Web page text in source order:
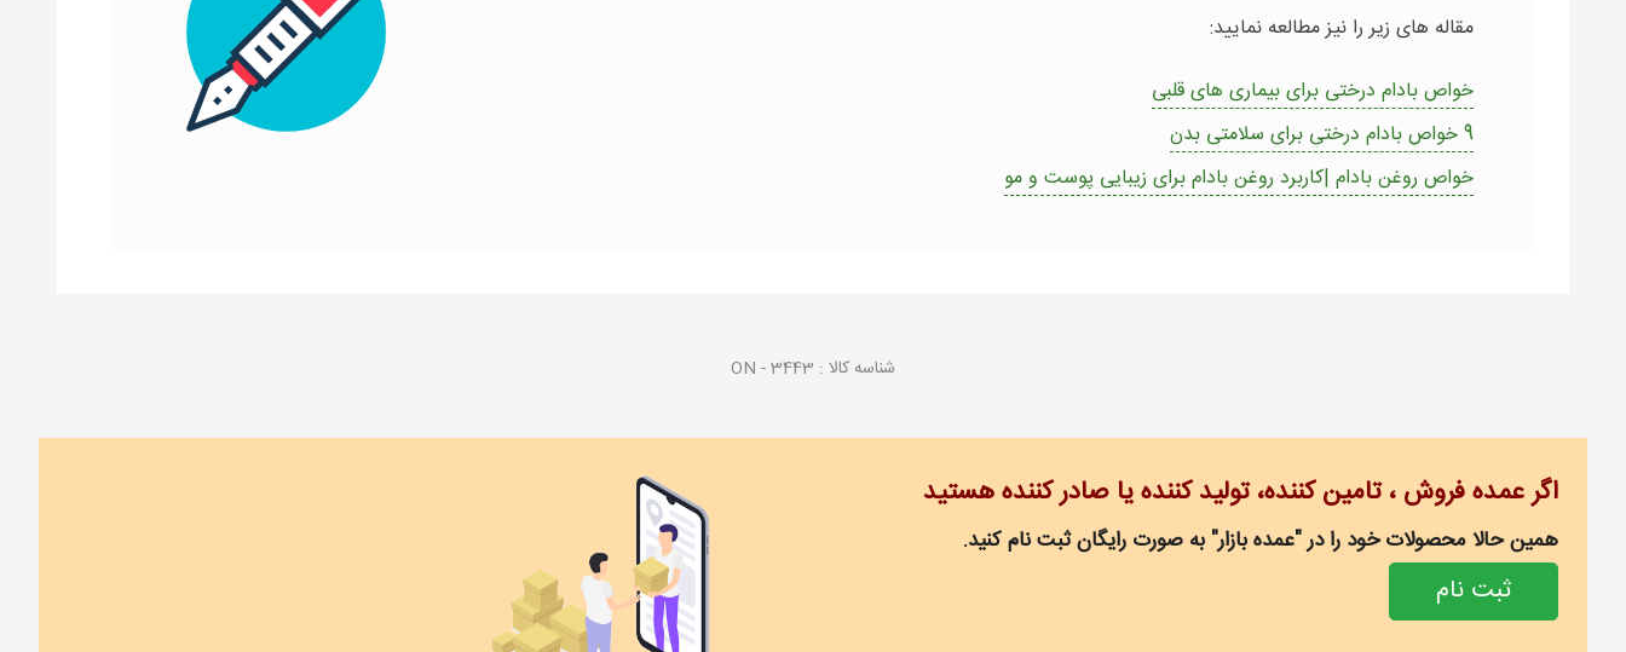
مقاله های زیر را نیز مطالعه نمایید:
خواص بادام درختی برای بیماری های قلبی
9 خواص بادام درختی برای سلامتی بدن
خواص روغن بادام |کاربرد روغن بادام برای زیبایی پوست و مو
شناسه کالا : ON - 3443
اگر عمده فروش ، تامین کننده، تولید کننده یا صادر کننده هستید
همین حالا محصولات خود را در "عمده بازار" به صورت رایگان ثبت نام کنید.
ثبت نام